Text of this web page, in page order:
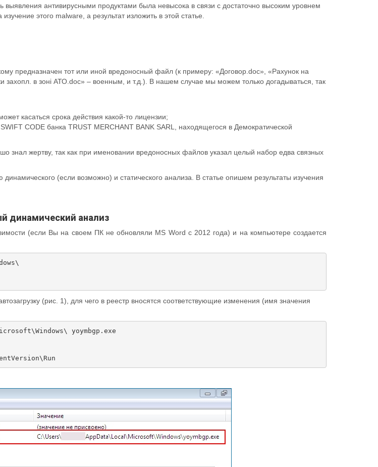
выявления антивирусными продуктами была невысока в связи с достаточно высоким уровнем
этого malware, а результат изложить в этой статье.
предназначен тот или иной вредоносный файл (к примеру: «Договор.doc», «Рахунок на
в зоні АТО.doc» – военным, и т.д.). В нашем случае мы можем только догадываться, так
касаться срока действия какой-то лицензии;
CODE банка TRUST MERCHANT BANK SARL, находящегося в Демократической
жертву, так как при именовании вредоносных файлов указал целый набор едва связных
(если возможно) и статического анализа. В статье опишем результаты изучения
динамический анализ
(если Вы на своем ПК не обновляли MS Word с 2012 года) и на компьютере создается
(рис. 1), для чего в реестр вносятся соответствующие изменения (имя значения